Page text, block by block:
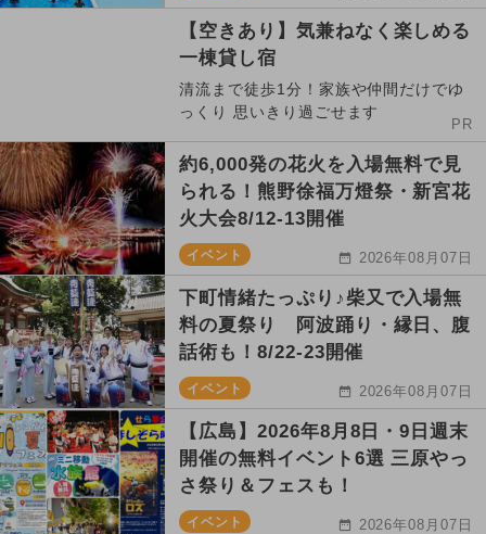
【空きあり】気兼ねなく楽しめる
一棟貸し宿
清流まで徒歩1分！家族や仲間だけでゆ
っくり 思いきり過ごせます
PR
約6,000発の花火を入場無料で見
られる！熊野徐福万燈祭・新宮花
火大会8/12-13開催
イベント 2026年08月07日
下町情緒たっぷり♪柴又で入場無
料の夏祭り 阿波踊り・縁日、腹
話術も！8/22-23開催
イベント 2026年08月07日
【広島】2026年8月8日・9日週末
開催の無料イベント6選 三原やっ
さ祭り＆フェスも！
イベント 2026年08月07日